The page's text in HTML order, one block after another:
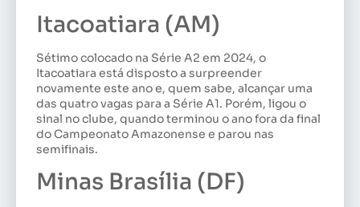
Itacoatiara (AM)
Sétimo colocado na Série A2 em 2024, o
Itacoatiara está disposto a surpreender
novamente este ano e, quem sabe, alcançar uma
das quatro vagas para a Série A1. Porém, ligou o
sinal no clube, quando terminou o ano fora da final
do Campeonato Amazonense e parou nas
semifinais.
Minas Brasília (DF)